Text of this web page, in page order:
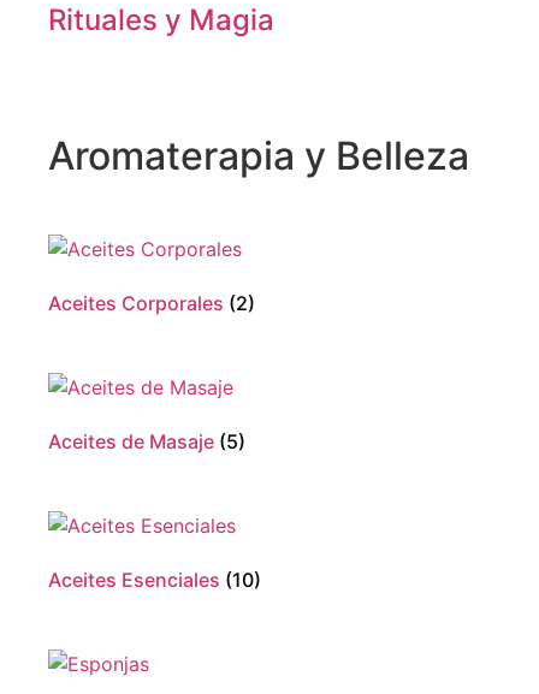
Rituales y Magia
Aromaterapia y Belleza
Aceites Corporales (2)
Aceites de Masaje (5)
Aceites Esenciales (10)